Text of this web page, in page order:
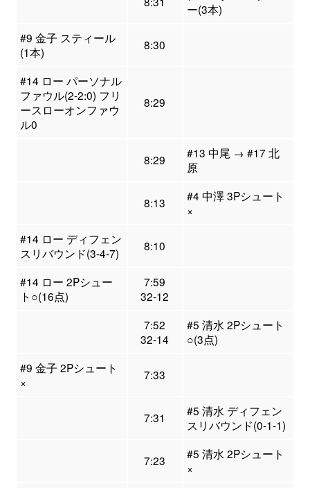
ー(3本)
#9 金子 スティール
(1本)
8:30
#14 ロー パーソナル
ファウル(2-2:0) フリ
ースローオンファウ
ル0
8:29
8:29
#13 中尾 → #17 北
原
8:13
#4 中澤 3Pシュート
×
#14 ロー ディフェン
スリバウンド(3-4-7)
8:10
#14 ロー 2Pシュー
ト○(16点)
7:59
32-12
7:52
32-14
#5 清水 2Pシュート
○(3点)
#9 金子 2Pシュート
×
7:33
7:31
#5 清水 ディフェン
スリバウンド(0-1-1)
7:23
#5 清水 2Pシュート
×